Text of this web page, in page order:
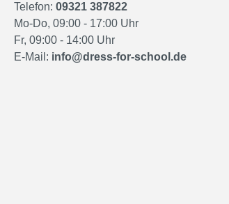
Telefon: 09321 387822
Mo-Do, 09:00 - 17:00 Uhr
Fr, 09:00 - 14:00 Uhr
E-Mail: info@dress-for-school.de